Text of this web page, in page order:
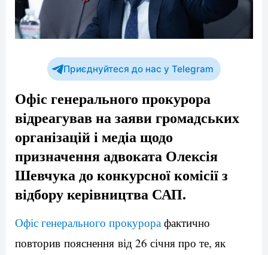
Приєднуйтеся до нас у Telegram
Офіс генерального прокурора
відреагував на заяви громадських
організацій і медіа щодо
призначення адвоката Олексія
Шевчука до конкурсної комісії з
відбору керівництва САП.
Офіс генерального прокурора фактично
повторив пояснення від 26 січня про те, як